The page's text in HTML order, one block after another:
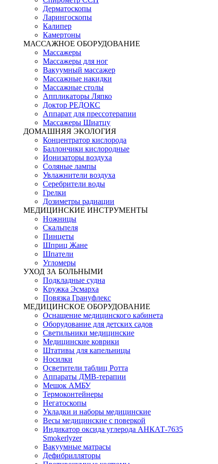
Дерматоскопы
Ларингоскопы
Калипер
Камертоны
МАССАЖНОЕ ОБОРУДОВАНИЕ
Массажеры
Массажеры для ног
Вакуумный массажер
Массажные накидки
Массажные столы
Аппликаторы Ляпко
Доктор РЕДОКС
Аппарат для прессотерапии
Массажеры Шиатцу
ДОМАШНЯЯ ЭКОЛОГИЯ
Концентратор кислорода
Баллончики кислородные
Ионизаторы воздуха
Соляные лампы
Увлажнители воздуха
Серебрители воды
Грелки
Дозиметры радиации
МЕДИЦИНСКИЕ ИНСТРУМЕНТЫ
Ножницы
Скальпеля
Пинцеты
Шприц Жане
Шпатели
Угломеры
УХОД ЗА БОЛЬНЫМИ
Подкладные судна
Кружка Эсмарха
Повязка Грануфлекс
МЕДИЦИНСКОЕ ОБОРУДОВАНИЕ
Оснащение медицинского кабинета
Оборудование для детских садов
Светильники медицинские
Медицинские коврики
Штативы для капельницы
Носилки
Осветители таблиц Ротта
Аппараты ДМВ-терапии
Мешок АМБУ
Термоконтейнеры
Негатоскопы
Укладки и наборы медицинские
Весы медицинские с поверкой
Индикатор оксида углерода АНКАТ-7635
Smokerlyzer
Вакуумные матрасы
Дефибрилляторы